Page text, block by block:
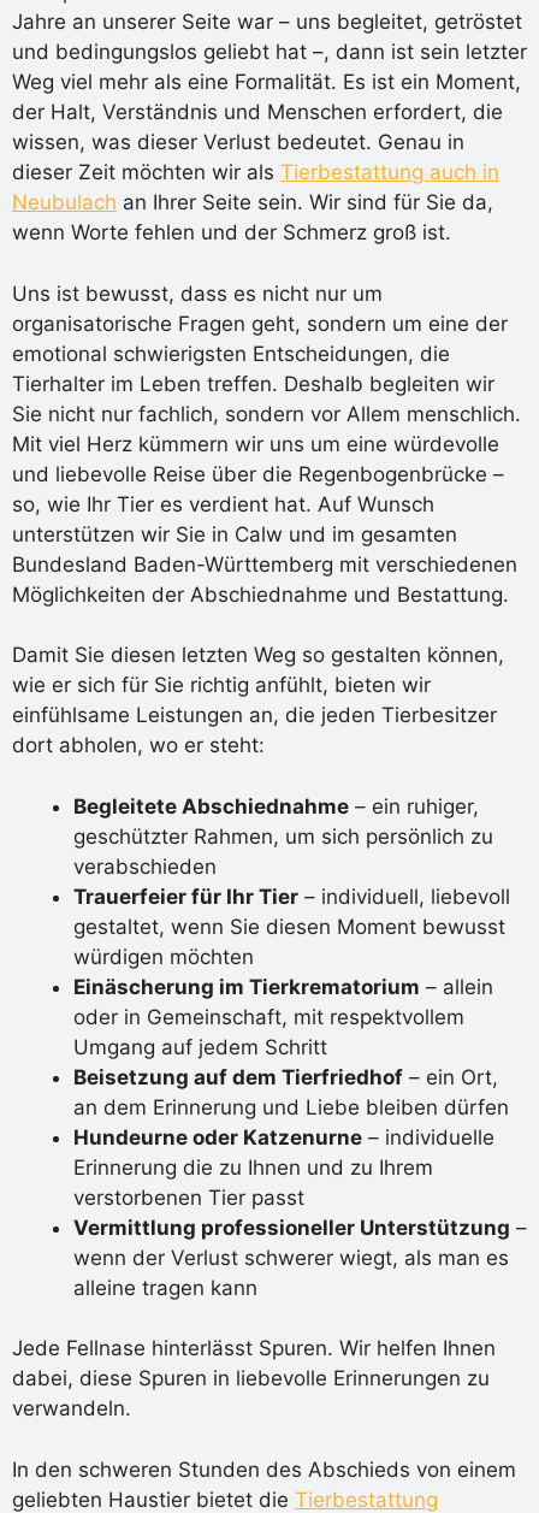
Jahre an unserer Seite war – uns begleitet, getröstet
und bedingungslos geliebt hat –, dann ist sein letzter
Weg viel mehr als eine Formalität. Es ist ein Moment,
der Halt, Verständnis und Menschen erfordert, die
wissen, was dieser Verlust bedeutet. Genau in
dieser Zeit möchten wir als Tierbestattung auch in
Neubulach an Ihrer Seite sein. Wir sind für Sie da,
wenn Worte fehlen und der Schmerz groß ist.
Uns ist bewusst, dass es nicht nur um
organisatorische Fragen geht, sondern um eine der
emotional schwierigsten Entscheidungen, die
Tierhalter im Leben treffen. Deshalb begleiten wir
Sie nicht nur fachlich, sondern vor Allem menschlich.
Mit viel Herz kümmern wir uns um eine würdevolle
und liebevolle Reise über die Regenbogenbrücke –
so, wie Ihr Tier es verdient hat. Auf Wunsch
unterstützen wir Sie in Calw und im gesamten
Bundesland Baden-Württemberg mit verschiedenen
Möglichkeiten der Abschiednahme und Bestattung.
Damit Sie diesen letzten Weg so gestalten können,
wie er sich für Sie richtig anfühlt, bieten wir
einfühlsame Leistungen an, die jeden Tierbesitzer
dort abholen, wo er steht:
Begleitete Abschiednahme – ein ruhiger,
geschützter Rahmen, um sich persönlich zu
verabschieden
Trauerfeier für Ihr Tier – individuell, liebevoll
gestaltet, wenn Sie diesen Moment bewusst
würdigen möchten
Einäscherung im Tierkrematorium – allein
oder in Gemeinschaft, mit respektvollem
Umgang auf jedem Schritt
Beisetzung auf dem Tierfriedhof – ein Ort,
an dem Erinnerung und Liebe bleiben dürfen
Hundeurne oder Katzenurne – individuelle
Erinnerung die zu Ihnen und zu Ihrem
verstorbenen Tier passt
Vermittlung professioneller Unterstützung –
wenn der Verlust schwerer wiegt, als man es
alleine tragen kann
Jede Fellnase hinterlässt Spuren. Wir helfen Ihnen
dabei, diese Spuren in liebevolle Erinnerungen zu
verwandeln.
In den schweren Stunden des Abschieds von einem
geliebten Haustier bietet die Tierbestattung